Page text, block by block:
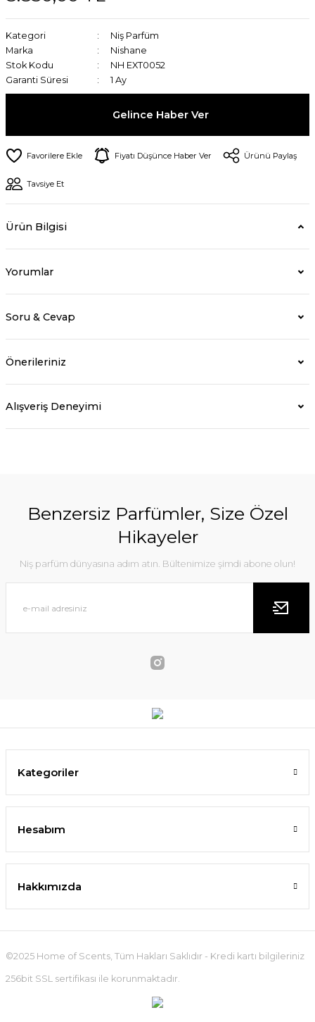
Kategori
Niş Parfüm
Marka
Nishane
Stok Kodu
NH EXT0052
Garanti Süresi
1 Ay
Gelince Haber Ver
Fiyatı Düşünce Haber Ver Ürünü Paylaş
Tavsiye Et
Ürün Bilgisi
Yorumlar
Soru & Cevap
Önerileriniz
Alışveriş Deneyimi
Benzersiz Parfümler, Size Özel
Hikayeler
Niş parfüm dünyasına adım atın. Bültenimize şimdi abone olun!
Kategoriler
Hesabım
Hakkımızda
©2025 Home of Scents, Tüm Hakları Saklıdır - Kredi kartı bilgileriniz
256bit SSL sertifikası ile korunmaktadır.